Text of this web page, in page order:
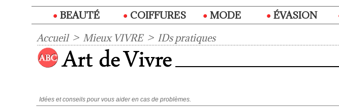
BEAUTÉ COIFFURES MODE ÉVASION
Accueil > Mieux VIVRE > IDs pratiques
Idées et conseils pour vous aider en cas de problèmes.